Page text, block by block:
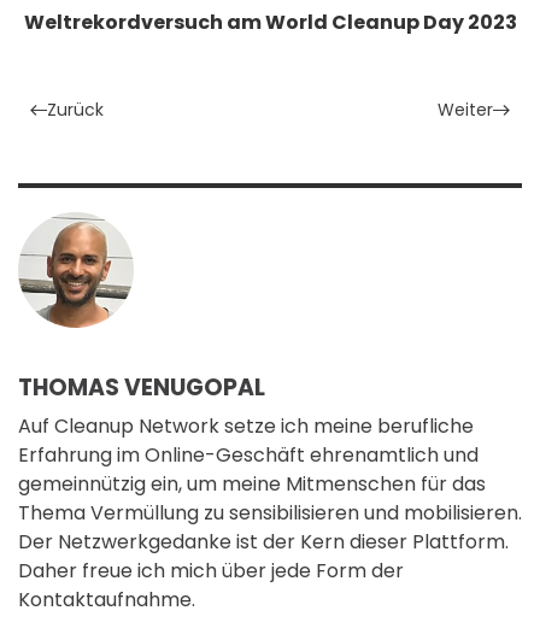
Weltrekordversuch am World Cleanup Day 2023
Zurück Weiter
THOMAS VENUGOPAL
Auf Cleanup Network setze ich meine berufliche
Erfahrung im Online-Geschäft ehrenamtlich und
gemeinnützig ein, um meine Mitmenschen für das
Thema Vermüllung zu sensibilisieren und mobilisieren.
Der Netzwerkgedanke ist der Kern dieser Plattform.
Daher freue ich mich über jede Form der
Kontaktaufnahme.